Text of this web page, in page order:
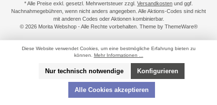
* Alle Preise exkl. gesetzl. Mehrwertsteuer zzgl. Versandkosten und ggf.
Nachnahmegebühren, wenn nicht anders angegeben. Alle Aktions-Codes sind nicht
mit anderen Codes oder Aktionen kombinierbar.
© 2026 Morita Webshop - Alle Rechte vorbehalten. Theme by ThemeWare®
Diese Website verwendet Cookies, um eine bestmögliche Erfahrung bieten zu
können. Mehr Informationen ...
Nur technisch notwendige Konfigurieren
Alle Cookies akzeptieren